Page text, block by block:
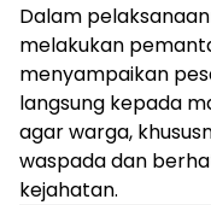
Dalam
melakukan
menyampaikan
langsung kepada
agar warga,
waspada dan
kejahatan.